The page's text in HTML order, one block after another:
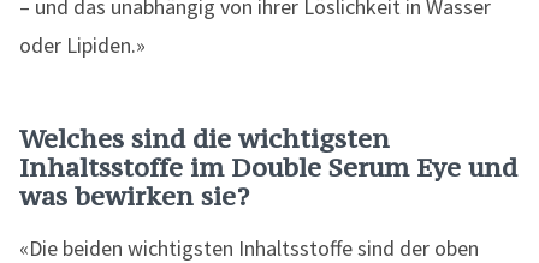
– und das unabhängig von ihrer Löslichkeit in Wasser
oder Lipiden.»
Welches sind die wichtigsten
Inhaltsstoffe im Double Serum Eye und
was bewirken sie?
«Die beiden wichtigsten Inhaltsstoffe sind der oben